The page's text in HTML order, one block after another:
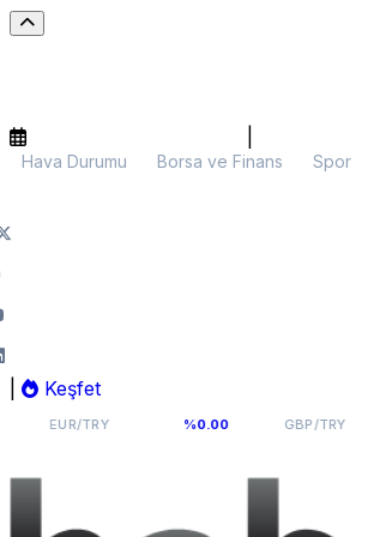
Hava Durumu Borsa ve Finans Spor
Keşfet
54,9398 GBP/TRY 64,131 %0.00